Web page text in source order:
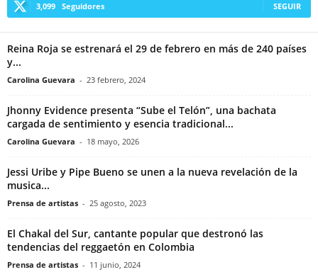
3,099 Seguidores SEGUIR
Reina Roja se estrenará el 29 de febrero en más de 240 países
y...
Carolina Guevara - 23 febrero, 2024
Jhonny Evidence presenta “Sube el Telón”, una bachata
cargada de sentimiento y esencia tradicional...
Carolina Guevara - 18 mayo, 2026
Jessi Uribe y Pipe Bueno se unen a la nueva revelación de la
musica...
Prensa de artistas - 25 agosto, 2023
El Chakal del Sur, cantante popular que destronó las
tendencias del reggaetón en Colombia
Prensa de artistas - 11 junio, 2024